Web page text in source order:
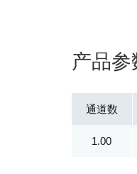
产品参
通道数
1.00